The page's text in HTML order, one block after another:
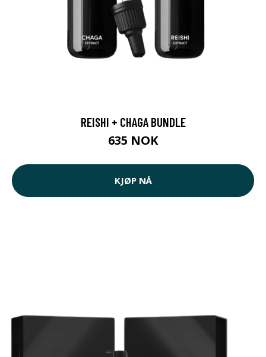
REISHI + CHAGA BUNDLE
635 NOK
KJØP NÅ